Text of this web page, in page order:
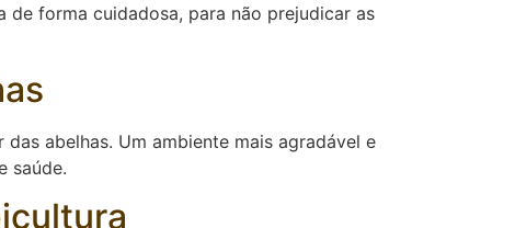
forma cuidadosa, para não prejudicar as
abelhas. Um ambiente mais agradável e
saúde.